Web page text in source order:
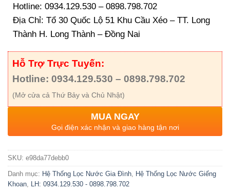
Hotline: 0934.129.530 – 0898.798.702
Địa Chỉ: Tổ 30 Quốc Lộ 51 Khu Cầu Xéo – TT. Long
Thành H. Long Thành – Đồng Nai
Hỗ Trợ Trực Tuyến:
Hotline: 0934.129.530 – 0898.798.702
(Mở cửa cả Thứ Bảy và Chủ Nhật)
MUA NGAY
Gọi điện xác nhận và giao hàng tận nơi
SKU: e98da77debb0
Danh mục: Hệ Thống Lọc Nước Gia Đình, Hệ Thống Lọc Nước Giếng
Khoan, LH: 0934.129.530 - 0898.798.702